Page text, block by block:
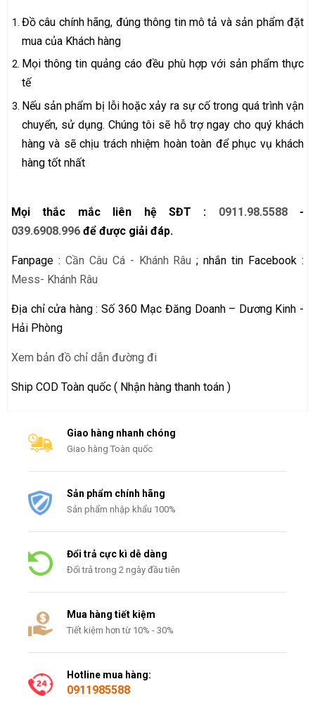
Đồ câu chính hãng, đúng thông tin mô tả và sản phẩm đặt
mua của Khách hàng
Mọi thông tin quảng cáo đều phù hợp với sản phẩm thực
tế
Nếu sản phẩm bị lỗi hoặc xảy ra sự cố trong quá trình vận
chuyển, sử dụng. Chúng tôi sẽ hỗ trợ ngay cho quý khách
hàng và sẽ chịu trách nhiệm hoàn toàn để phục vụ khách
hàng tốt nhất
Mọi thắc mắc liên hệ SĐT : 0911.98.5588-
039.6908.996 để được giải đáp.
Fanpage : Cần Câu Cá - Khánh Râu ; nhắn tin Facebook :
Mess- Khánh Râu
Địa chỉ cửa hàng : Số 360 Mạc Đăng Doanh – Dương Kinh -
Hải Phòng
Xem bản đồ chỉ dẫn đường đi
Ship COD Toàn quốc ( Nhận hàng thanh toán )
Giao hàng nhanh chóng
Giao hàng Toàn quốc
Sản phẩm chính hãng
Sản phẩm nhập khẩu 100%
Đổi trả cực kì dễ dàng
Đổi trả trong 2 ngày đầu tiên
Mua hàng tiết kiệm
Tiết kiệm hơn từ 10% - 30%
Hotline mua hàng:
0911985588